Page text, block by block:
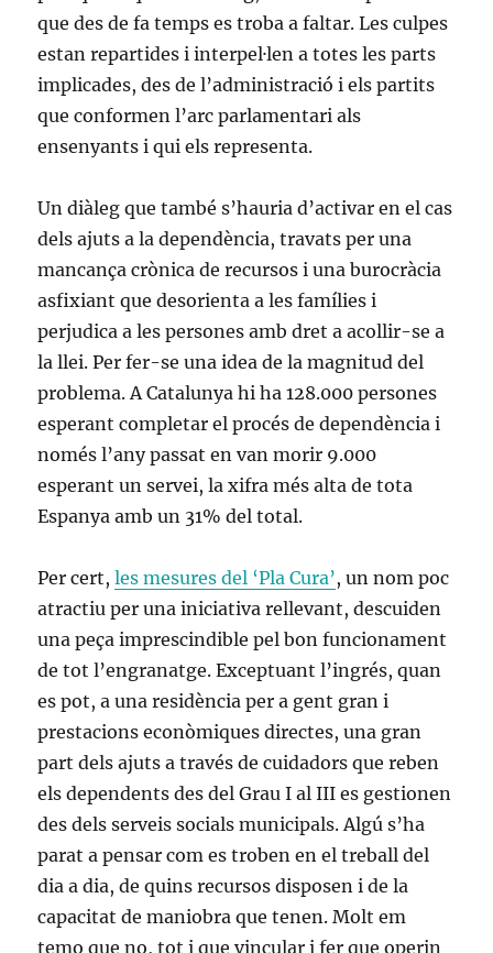
que des de fa temps es troba a faltar. Les culpes
estan repartides i interpel·len a totes les parts
implicades, des de l’administració i els partits
que conformen l’arc parlamentari als
ensenyants i qui els representa.
Un diàleg que també s’hauria d’activar en el cas
dels ajuts a la dependència, travats per una
mancança crònica de recursos i una burocràcia
asfixiant que desorienta a les famílies i
perjudica a les persones amb dret a acollir-se a
la llei. Per fer-se una idea de la magnitud del
problema. A Catalunya hi ha 128.000 persones
esperant completar el procés de dependència i
només l’any passat en van morir 9.000
esperant un servei, la xifra més alta de tota
Espanya amb un 31% del total.
Per cert,les mesures del ‘Pla Cura’, un nom poc
atractiu per una iniciativa rellevant, descuiden
una peça imprescindible pel bon funcionament
de tot l’engranatge. Exceptuant l’ingrés, quan
es pot, a una residència per a gent gran i
prestacions econòmiques directes, una gran
part dels ajuts a través de cuidadors que reben
els dependents des del Grau I al III es gestionen
des dels serveis socials municipals. Algú s’ha
parat a pensar com es troben en el treball del
dia a dia, de quins recursos disposen i de la
capacitat de maniobra que tenen. Molt em
temo que no, tot i que vincular i fer que operin